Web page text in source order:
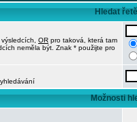
Hledat
OR pro taková, která tam
neměla být. Znak * použijte pro
Možnosti